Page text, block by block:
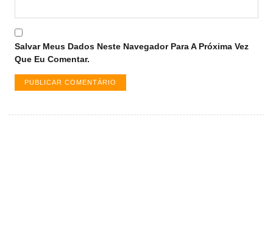
Salvar Meus Dados Neste Navegador Para A Próxima Vez
Que Eu Comentar.